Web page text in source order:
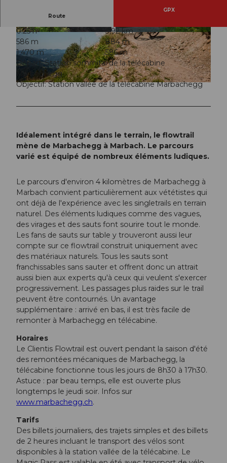
© Saskia Dugon, UNESCO Biosphäre Entlebuch
© Marcel Fankhauser, UNESCO Biosphäre Entl
ebuch
© Saskia Dugon, UNESCO Biosphäre Entlebuc
h
Route
GPX
0:25 h
3,92 km
586 m
884 m
1.470 m
586 m
Départ: Station sommital de la télécabine
Marbachegg
Objectif: Station vallée de la télécabine Marbachegg
Idéalement intégré dans le terrain, le flowtrail
mène de Marbachegg à Marbach. Le parcours
varié est équipé de nombreux éléments ludiques.
Le parcours d'environ 4 kilomètres de Marbachegg à
Marbach convient particulièrement aux vététistes qui
ont déjà de l'expérience avec les singletrails en terrain
naturel. Des éléments ludiques comme des vagues,
des virages et des sauts font sourire tout le monde.
Les fans de sauts sur table y trouveront aussi leur
compte sur ce flowtrail construit uniquement avec
des matériaux naturels. Tous les sauts sont
franchissables sans sauter et offrent donc un attrait
aussi bien aux experts qu'à ceux qui veulent s'exercer
progressivement. Les passages plus raides sur le trail
peuvent être contournés. Un avantage
supplémentaire : arrivé en bas, il est très facile de
remonter à Marbachegg en télécabine.
Horaires
Le Clientis Flowtrail est ouvert pendant la saison d'été
des remontées mécaniques de Marbachegg, la
télécabine fonctionne tous les jours de 8h30 à 17h30.
Astuce : par beau temps, elle est ouverte plus
longtemps le jeudi soir. Infos sur
www.marbachegg.ch.
Tarifs
Des billets journaliers, des trajets simples et des billets
de 2 heures incluant le transport des vélos sont
disponibles à la station vallée de la télécabine. Le